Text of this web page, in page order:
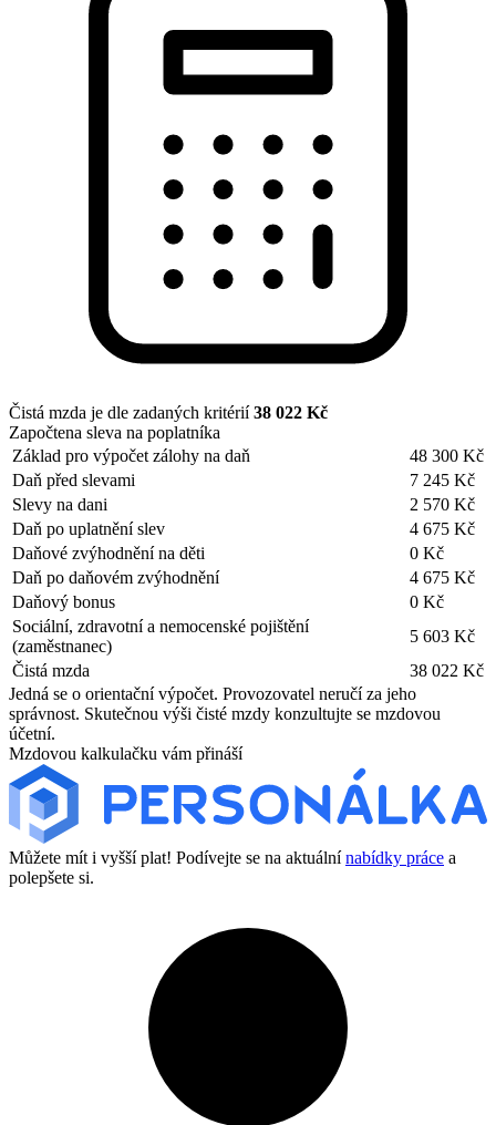
Čistá mzda je dle zadaných kritérií38 022 Kč
Započtena sleva na poplatníka
Základ pro výpočet zálohy na daň
48 300 Kč
Daň před slevami
7 245 Kč
Slevy na dani
2 570 Kč
Daň po uplatnění slev
4 675 Kč
Daňové zvýhodnění na děti
0 Kč
Daň po daňovém zvýhodnění
4 675 Kč
Daňový bonus
0 Kč
Sociální, zdravotní a nemocenské pojištění
(zaměstnanec)
5 603 Kč
Čistá mzda
38 022 Kč
Jedná se o orientační výpočet. Provozovatel neručí za jeho
správnost. Skutečnou výši čisté mzdy konzultujte se mzdovou
účetní.
Mzdovou kalkulačku vám přináší
Můžete mít i vyšší plat! Podívejte se na aktuálnínabídky práce a
polepšete si.